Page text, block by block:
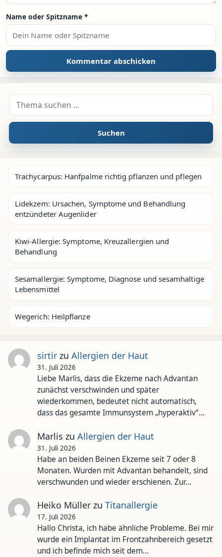
Name oder Spitzname *
Suche nach:
Suchen
Trachycarpus: Hanfpalme richtig pflanzen und pflegen
Lidekzem: Ursachen, Symptome und Behandlung
entzündeter Augenlider
Kiwi-Allergie: Symptome, Kreuzallergien und
Behandlung
Sesamallergie: Symptome, Diagnose und sesamhaltige
Lebensmittel
Wegerich: Heilpflanze
sirtirzu Allergien der Haut
31. Juli 2026
Liebe Marlis, dass die Ekzeme nach Advantan
zunächst verschwinden und später
wiederkommen, bedeutet nicht automatisch,
dass das gesamte Immunsystem „hyperaktiv“…
Marlis zu Allergien der Haut
31. Juli 2026
Habe an beiden Beinen Ekzeme seit 7 oder 8
Monaten. Wurden mit Advantan behandelt, sind
verschwunden und wieder erschienen. Zur…
Heiko Müllerzu Titanallergie
17. Juli 2026
Hallo Christa, ich habe ähnliche Probleme. Bei mir
wurde ein Implantat im Frontzahnbereich gesetzt
und ich befinde mich seit dem…